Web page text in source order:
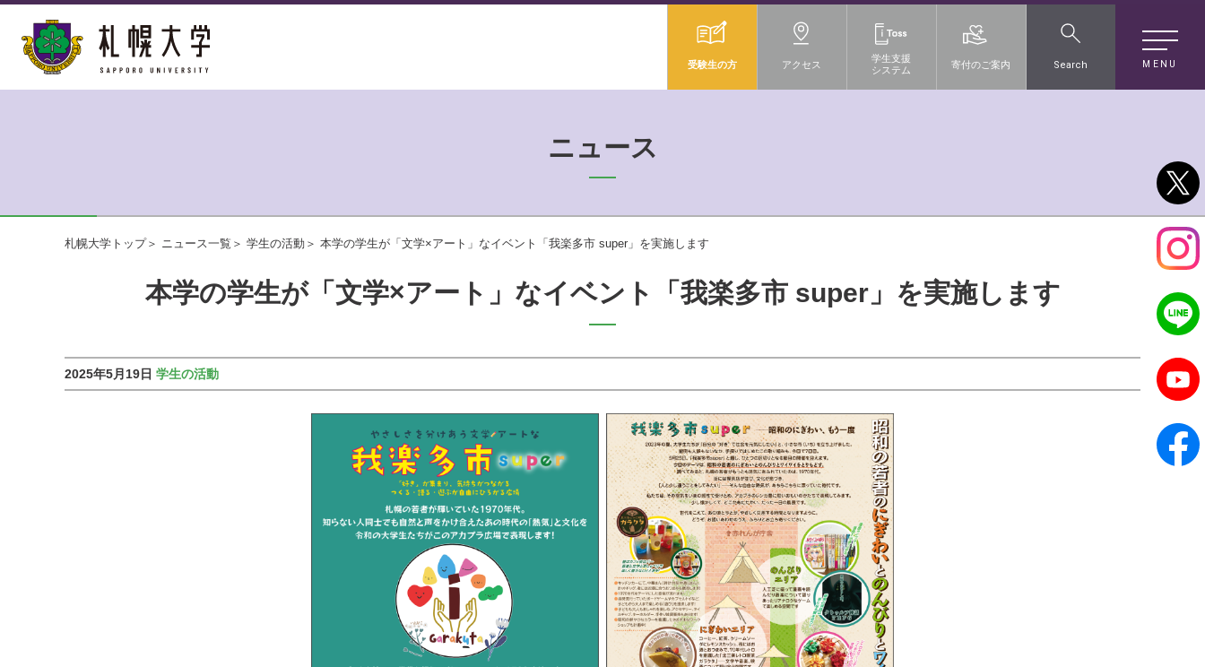
MENU
受験生の方 アクセス
学生支援
システム
寄付のご案内 Search
ニュース
札幌大学トップ ニュース一覧 学生の活動 本学の学生が「文学×アート」なイベント「我楽多市 super」を実施します
本学の学生が「文学×アート」なイベント「我楽多市 super」を実施します
2025年5月19日 学生の活動